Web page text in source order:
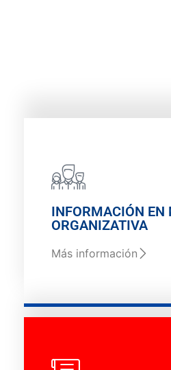
INFORMACIÓN EN
ORGANIZATIVA
Más información